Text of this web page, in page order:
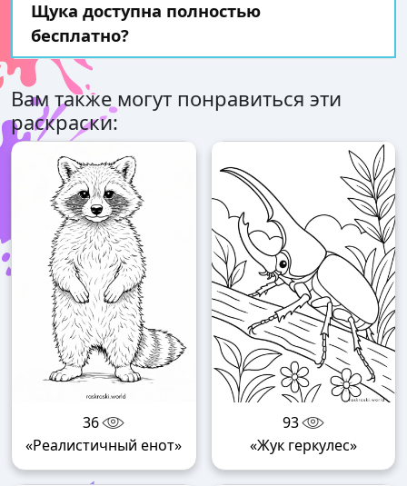
Щука доступна полностью
бесплатно?
Вам также могут понравиться эти
раскраски:
36
«Реалистичный енот»
93
«Жук геркулес»